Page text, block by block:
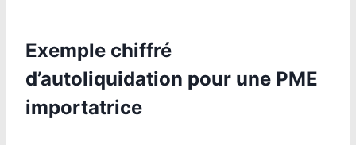
Exemple chiffré
d’autoliquidation pour une PME
importatrice